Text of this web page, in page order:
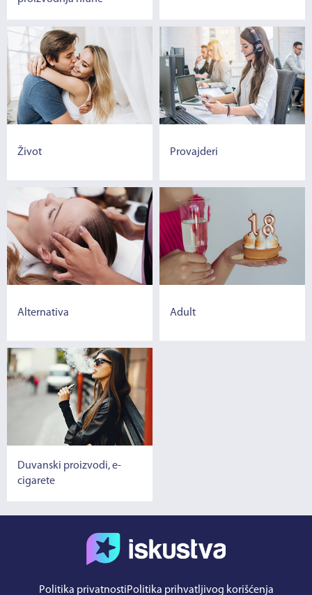
Život Provajderi
Alternativa Adult
Duvanski proizvodi, e-
cigarete
Politika privatnostiPolitika prihvatljivog korišćenja